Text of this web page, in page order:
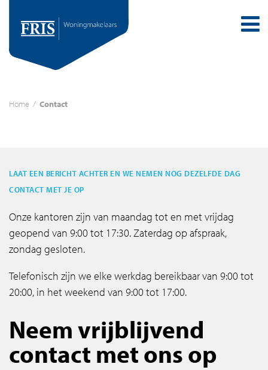
Home / Contact
LAAT EEN BERICHT ACHTER EN WE NEMEN NOG DEZELFDE DAG
CONTACT MET JE OP
Onze kantoren zijn van maandag tot en met vrijdag
geopend van 9:00 tot 17:30. Zaterdag op afspraak,
zondag gesloten.
Telefonisch zijn we elke werkdag bereikbaar van 9:00 tot
20:00, in het weekend van 9:00 tot 17:00.
Neem vrijblijvend
contact met ons op